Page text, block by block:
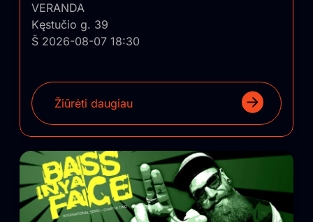
VERANDA
Kęstučio g. 39
Š 2026-08-07 18:30
Žiūrėti daugiau